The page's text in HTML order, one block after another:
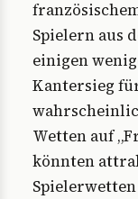
Spielern aus
einigen
Kantersieg
Wetten auf
könnten
Spielerwetten